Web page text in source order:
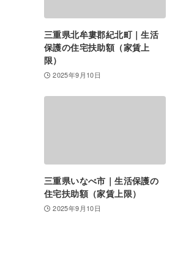
三重県北牟婁郡紀北町｜生活
保護の住宅扶助額（家賃上
限）
2025年9月10日
三重県いなべ市｜生活保護の
住宅扶助額（家賃上限）
2025年9月10日